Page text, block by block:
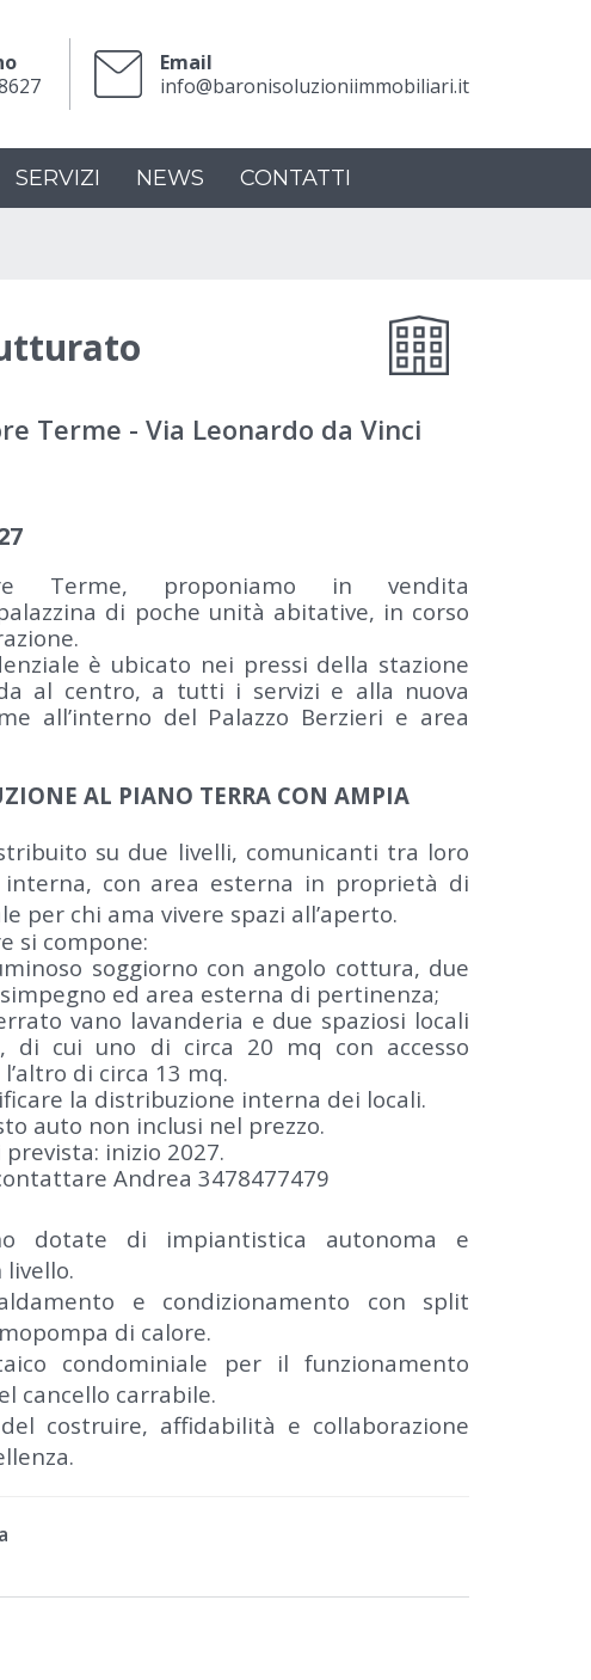
Email
info@baronisoluzioniimmobiliari.it
SERVIZI NEWS CONTATTI
Terme - Via Leonardo da Vinci
Terme, proponiamo in vendita
di poche unità abitative, in corso
è ubicato nei pressi della stazione
al centro, a tutti i servizi e alla nuova
all’interno del Palazzo Berzieri e area
AL PIANO TERRA CON AMPIA
su due livelli, comunicanti tra loro
interna, con area esterna in proprietà di
per chi ama vivere spazi all’aperto.
si compone:
soggiorno con angolo cottura, due
ed area esterna di pertinenza;
vano lavanderia e due spaziosi locali
di cui uno di circa 20 mq con accesso
di circa 13 mq.
la distribuzione interna dei locali.
auto non inclusi nel prezzo.
inizio 2027.
Andrea 3478477479
dotate di impiantistica autonoma e
e condizionamento con split
di calore.
condominiale per il funzionamento
cancello carrabile.
costruire, affidabilità e collaborazione